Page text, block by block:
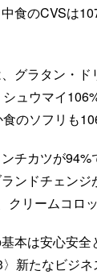
食のCVSは
グラタン・
ュウマイ
のソフリも
チカツが
ンドチェンジ
リームコロ
本は安心安
新たなビジ